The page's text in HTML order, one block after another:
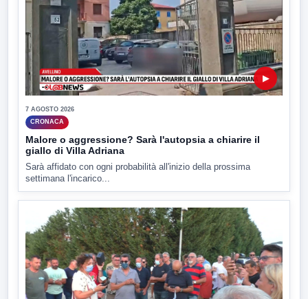
▶
7 AGOSTO 2026
CRONACA
Malore o aggressione? Sarà l'autopsia a chiarire il
giallo di Villa Adriana
Sarà affidato con ogni probabilità all'inizio della prossima
settimana l'incarico...